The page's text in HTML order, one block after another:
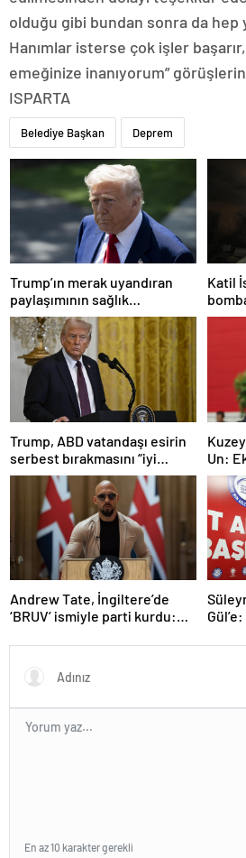
olduğu gibi bundan sonra da hep
Hanımlar isterse çok işler
emeğinize inanıyorum”
ISPARTA
Belediye Başkan Deprem
Trump’ın merak uyandıran
paylaşımının sağlık
sistemiyle ilgili kararname
olduğu anlaşıldı
Katil
Trump, ABD vatandaşı esirin
serbest bırakmasını “iyi
niyetle atılmış bir adım”
olarak değerlendirdi
Un:
Andrew Tate, İngiltere’de
‘BRUV’ ismiyle parti kurdu:
propagandasını
yasaklayacağız’
En az 10 karakter gerekli